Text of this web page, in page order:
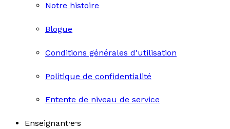
Notre histoire
Blogue
Conditions générales d'utilisation
Politique de confidentialité
Entente de niveau de service
Enseignant·e·s